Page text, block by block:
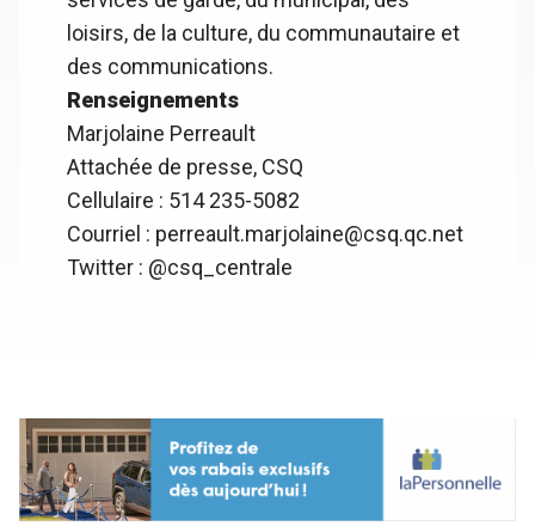
loisirs, de la culture, du communautaire et
des communications.
Renseignements
Marjolaine Perreault
Attachée de presse, CSQ
Cellulaire : 514 235-5082
Courriel : perreault.marjolaine@csq.qc.net
Twitter : @csq_centrale